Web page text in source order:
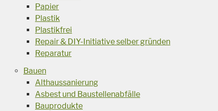
Papier
Plastik
Plastikfrei
Repair & DIY-Initiative selber gründen
Reparatur
Bauen
Althaussanierung
Asbest und Baustellenabfälle
Bauprodukte